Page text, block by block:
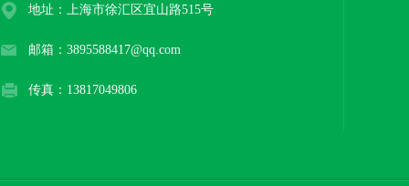
地址：上海市徐汇区宜山路515号
邮箱：3895588417@qq.com
传真：13817049806